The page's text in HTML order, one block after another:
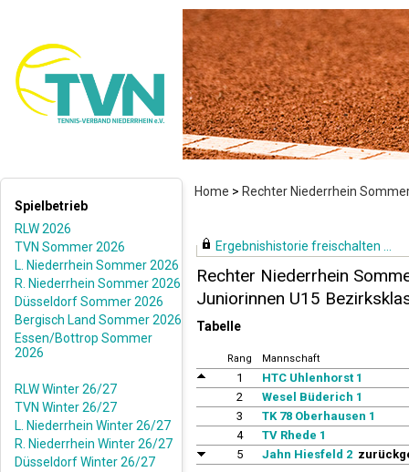
Home > Rechter Niederrhein
Spielbetrieb
RLW 2026
TVN Sommer 2026
L. Niederrhein Sommer 2026
R. Niederrhein Sommer 2026
Düsseldorf Sommer 2026
Bergisch Land Sommer 2026
Essen/Bottrop Sommer
2026
RLW Winter 26/27
TVN Winter 26/27
L. Niederrhein Winter 26/27
R. Niederrhein Winter 26/27
Düsseldorf Winter 26/27
Ergebnishistorie freischalten ...
Rechter Niederrhein
Juniorinnen U15
Tabelle
Rang Mannschaft
1
HTC Uhlenhorst 1
2
Wesel Büderich 1
3
TK 78 Oberhausen 1
4
TV Rhede 1
5
Jahn Hiesfeld 2